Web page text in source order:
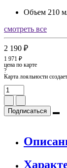
Объем 210
смотреть все
2 190 ₽
1 971 ₽
цена по карте
?
Карта лояльности
Подписаться